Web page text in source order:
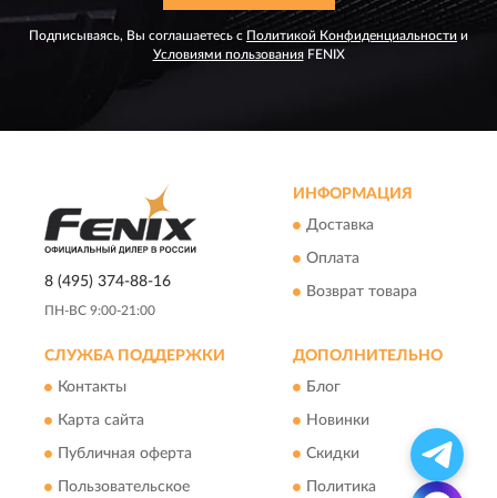
Подписываясь, Вы соглашаетесь с Политикой Конфиденциальности и
Условиями пользованияFENIX
8 (495) 374-88-16
ПН-ВС 9:00-21:00
ИНФОРМАЦИЯ
Доставка
Оплата
Возврат товара
СЛУЖБА ПОДДЕРЖКИ
Контакты
Карта сайта
Публичная оферта
Пользовательское
ДОПОЛНИТЕЛЬНО
Блог
Новинки
Скидки
Политика